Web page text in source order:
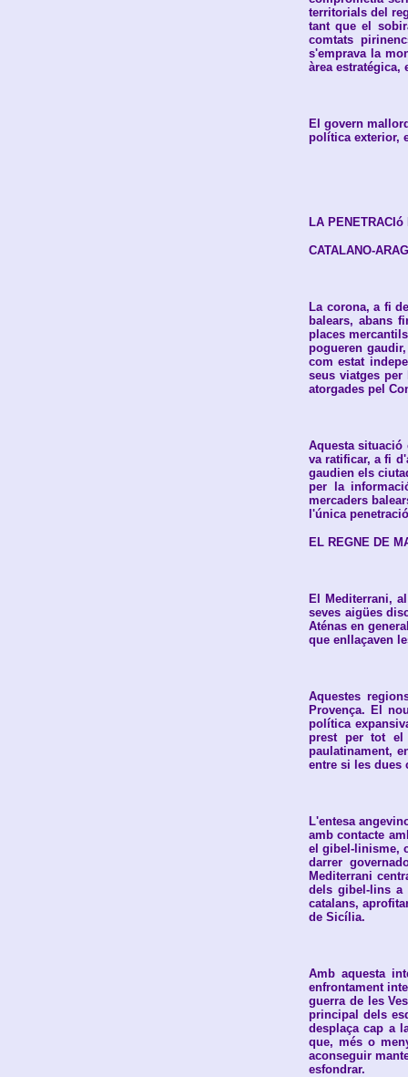
territorials del
tant que el
comtats
s'emprava la
àrea estratégica,
El govern
política exterior,
LA
CATALANO-
La corona, a fi
balears, abans
places
pogueren
com estat
seus viatges
atorgades pel
Aquesta situació
va ratificar, a fi
gaudien els
per la
mercaders
l'única
EL REGNE DE
El Mediterrani,
seves aigües
Aténas en
que enllaçaven
Aquestes
Provença. El
política
prest per tot el
paulatinament,
entre si les dues
L'entesa
amb contacte
el gibel-linisme,
darrer
Mediterrani
dels gibel-lins a
catalans,
de Sicília.
Amb aquesta
enfrontament
guerra de les
principal dels
desplaça cap a
que, més o
aconseguir
esfondrar.